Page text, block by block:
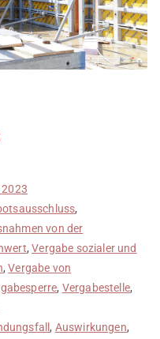
,
von der
,Vergabe sozialer und
,Vergabe von
, Vergabestelle,
, Auswirkungen,